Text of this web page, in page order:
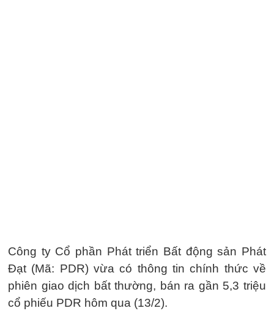
Công ty Cổ phần Phát triển Bất động sản Phát
Đạt (Mã: PDR) vừa có thông tin chính thức về
phiên giao dịch bất thường, bán ra gần 5,3 triệu
cổ phiếu PDR hôm qua (13/2).